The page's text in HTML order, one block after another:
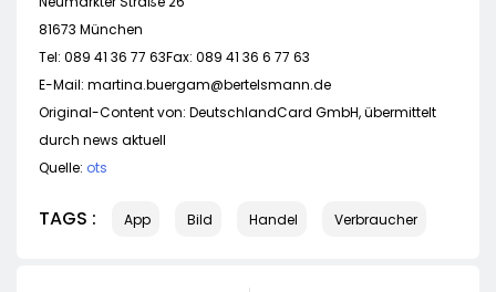
81673 München
Tel: 089 41 36 77 63Fax: 089 41 36 6 77 63
E-Mail: martina.buergam@bertelsmann.de
Original-Content von: DeutschlandCard GmbH, übermittelt
durch news aktuell
Quelle: ots
TAGS : App Bild Handel Verbraucher